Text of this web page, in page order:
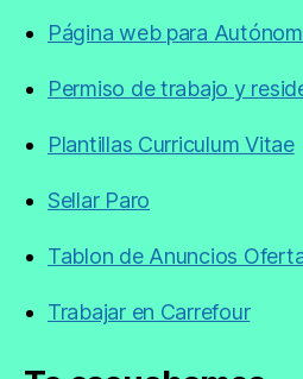
Página web para
Permiso de trabajo y
Plantillas Curriculum Vitae
Sellar Paro
Tablon de Anuncios
Trabajar en Carrefour